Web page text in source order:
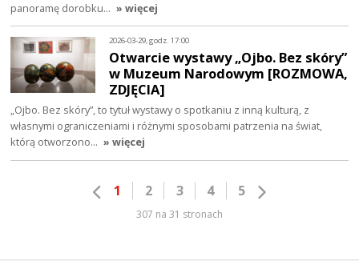
panoramę dorobku… » więcej
2026-03-29, godz. 17:00
Otwarcie wystawy „Ojbo. Bez skóry”
w Muzeum Narodowym [ROZMOWA,
ZDJĘCIA]
„Ojbo. Bez skóry”, to tytuł wystawy o spotkaniu z inną kulturą, z
własnymi ograniczeniami i różnymi sposobami patrzenia na świat,
którą otworzono… » więcej
1 2 3 4 5
307 na 31 stronach